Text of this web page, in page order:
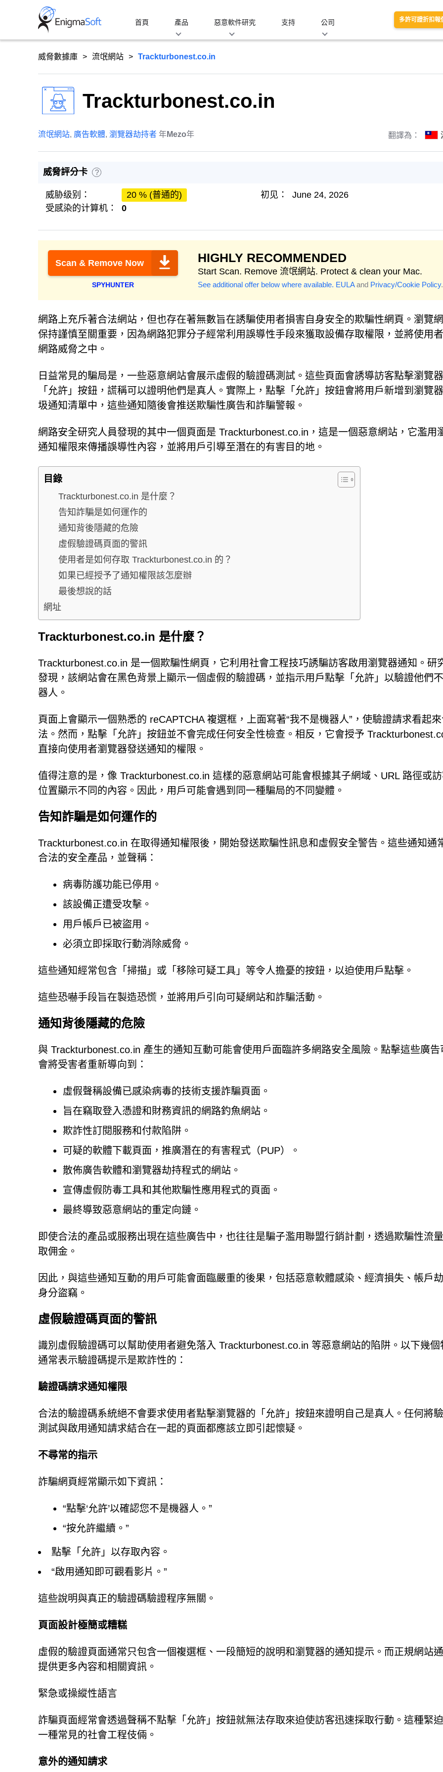
首頁 產品 惡意軟件研究 支持 公司 多許可證折扣報
威脅數據庫 流氓網站 Trackturbonest.co.in
Trackturbonest.co.in
流氓網站, 廣告軟體, 瀏覽器劫持者 年Mezo年 翻譯為：
威脅評分卡 ?
威胁级别：
20 % (普通的)
受感染的计算机：
0
初见： June 24, 2026
Scan & Remove Now
SPYHUNTER
HIGHLY RECOMMENDED
Start Scan. Remove 流氓網站. Protect & clean your Mac.
See additional offer below where available. EULAand Privacy/Cookie Policy.
網路上充斥著合法網站，但也存在著無數旨在誘騙使用者損害自身安全的欺騙性網頁。瀏覽
保持謹慎至關重要，因為網路犯罪分子經常利用誤導性手段來獲取設備存取權限，並將使用
網路威脅之中。
日益常見的騙局是，一些惡意網站會展示虛假的驗證碼測試。這些頁面會誘導訪客點擊瀏覽
「允許」按鈕，謊稱可以證明他們是真人。實際上，點擊「允許」按鈕會將用戶新增到瀏覽
圾通知清單中，這些通知隨後會推送欺騙性廣告和詐騙警報。
網路安全研究人員發現的其中一個頁面是 Trackturbonest.co.in，這是一個惡意網站，它濫用
通知權限來傳播誤導性內容，並將用戶引導至潛在的有害目的地。
目錄
Trackturbonest.co.in 是什麼？
告知詐騙是如何運作的
通知背後隱藏的危險
虛假驗證碼頁面的警訊
使用者是如何存取 Trackturbonest.co.in 的？
如果已經授予了通知權限該怎麼辦
最後想說的話
網址
Trackturbonest.co.in 是什麼？
Trackturbonest.co.in 是一個欺騙性網頁，它利用社會工程技巧誘騙訪客啟用瀏覽器通知。研
發現，該網站會在黑色背景上顯示一個虛假的驗證碼，並指示用戶點擊「允許」以驗證他們
器人。
頁面上會顯示一個熟悉的 reCAPTCHA 複選框，上面寫著“我不是機器人”，使驗證請求看起
法。然而，點擊「允許」按鈕並不會完成任何安全性檢查。相反，它會授予
直接向使用者瀏覽器發送通知的權限。
值得注意的是，像 Trackturbonest.co.in 這樣的惡意網站可能會根據其子網域、URL 路徑或
位置顯示不同的內容。因此，用戶可能會遇到同一種騙局的不同變體。
告知詐騙是如何運作的
Trackturbonest.co.in 在取得通知權限後，開始發送欺騙性訊息和虛假安全警告。這些通知通
合法的安全產品，並聲稱：
病毒防護功能已停用。
該設備正遭受攻擊。
用戶帳戶已被盜用。
必須立即採取行動消除威脅。
這些通知經常包含「掃描」或「移除可疑工具」等令人擔憂的按鈕，以迫使用戶點擊。
這些恐嚇手段旨在製造恐慌，並將用戶引向可疑網站和詐騙活動。
通知背後隱藏的危險
與 Trackturbonest.co.in 產生的通知互動可能會使用戶面臨許多網路安全風險。點擊這些廣告
會將受害者重新導向到：
虛假聲稱設備已感染病毒的技術支援詐騙頁面。
旨在竊取登入憑證和財務資訊的網路釣魚網站。
欺詐性訂閱服務和付款陷阱。
可疑的軟體下載頁面，推廣潛在的有害程式（PUP）。
散佈廣告軟體和瀏覽器劫持程式的網站。
宣傳虛假防毒工具和其他欺騙性應用程式的頁面。
最終導致惡意網站的重定向鏈。
即使合法的產品或服務出現在這些廣告中，也往往是騙子濫用聯盟行銷計劃，透過欺騙性流
取佣金。
因此，與這些通知互動的用戶可能會面臨嚴重的後果，包括惡意軟體感染、經濟損失、帳戶
身分盜竊。
虛假驗證碼頁面的警訊
識別虛假驗證碼可以幫助使用者避免落入 Trackturbonest.co.in 等惡意網站的陷阱。以下幾個
通常表示驗證碼提示是欺詐性的：
驗證碼請求通知權限
合法的驗證碼系統絕不會要求使用者點擊瀏覽器的「允許」按鈕來證明自己是真人。任何將
測試與啟用通知請求結合在一起的頁面都應該立即引起懷疑。
不尋常的指示
詐騙網頁經常顯示如下資訊：
“點擊‘允許’以確認您不是機器人。”
“按允許繼續。”
點擊「允許」以存取內容。
“啟用通知即可觀看影片。”
這些說明與真正的驗證碼驗證程序無關。
頁面設計極簡或糟糕
虛假的驗證頁面通常只包含一個複選框、一段簡短的說明和瀏覽器的通知提示。而正規網站
提供更多內容和相關資訊。
緊急或操縱性語言
詐騙頁面經常會透過聲稱不點擊「允許」按鈕就無法存取來迫使訪客迅速採取行動。這種緊
一種常見的社會工程伎倆。
意外的通知請求